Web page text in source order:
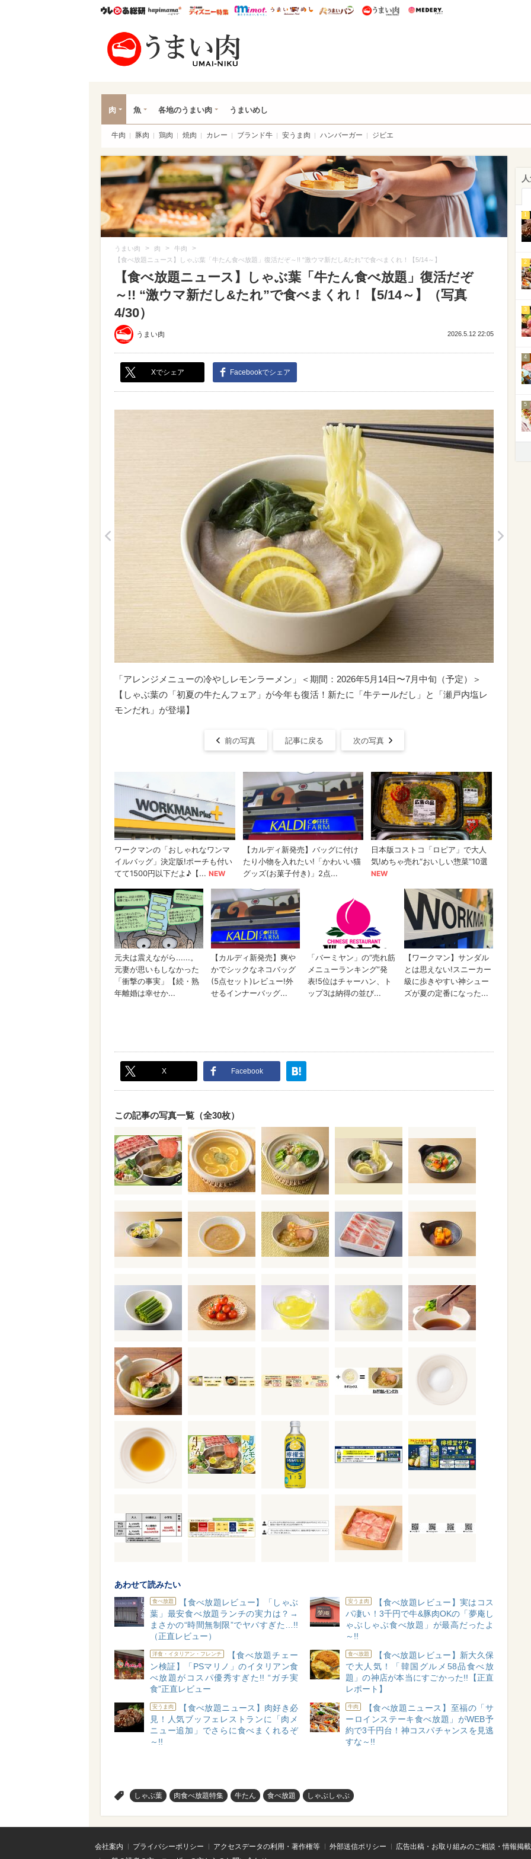
ウレぴあ総研ハピママ* ウレぴあ総研 ディズニー特集
mimot. うまいめし うまいパン うまい肉
肉 魚 各地のうまい肉 うまいめし
牛肉 豚肉 鶏肉 焼肉 カレー ブランド牛 安うま肉 ハンバーガー ジビエ
うまい肉 > 肉 > 牛肉 >
【食べ放題ニュース】しゃぶ葉「牛たん食べ放題」復活だぞ～!! “激ウマ新だし&たれ”で食べまくれ！【5/14～】
【食べ放題ニュース】しゃぶ葉「牛たん食べ放題」復活だぞ
～!! “激ウマ新だし&たれ”で食べまくれ！【5/14～】（写真
4/30）
うまい肉 2026.5.12 22:05
Xでシェア Facebookでシェア
「​​​アレンジメニューの冷やしレモンラーメン」＜期間：2026年5月14日〜7月中旬（予定）＞
【しゃぶ葉の「初夏の牛たんフェア」が今年も復活！新たに「牛テールだし」と「瀬戸内塩レ
モンだれ」が登場】
前の写真 記事に戻る 次の写真
X Facebook
この記事の写真一覧（全30枚）
あわせて読みたい
食べ放題
【食べ放題レビュー】「​​しゃぶ
葉」最安食べ放題ランチの実力は？→
まさかの“時間無制限”でヤバすぎた…!!
（正直レビュー）
安うま肉
【食べ放題レビュー】実はコス
パ凄い！3千円で牛&豚肉OKの「夢庵し
ゃぶしゃぶ食べ放題」が最高だったよ
～!!
洋食・イタリアン・フレンチ
【食べ放題チェー
ン検証】「PSマリノ」のイタリアン食
べ放題がコスパ優秀すぎた!! “ガチ実
食”正直レビュー
食べ放題
【食べ放題レビュー】新大久保
で大人気！「韓国グルメ58品食べ放
題」の神店が本当にすごかった!!【正直
レポート】
安うま肉
【食べ放題ニュース】肉好き必
見！人気ブッフェレストランに「肉メ
ニュー追加」でさらに食べまくれるぞ
～!!
牛肉
【食べ放題ニュース】至福の「サ
ーロインステーキ食べ放題」がWEB予
約で3千円台！神コスパチャンスを見逃
すな～!!
しゃぶ葉 肉食べ放題特集 牛たん 食べ放題 しゃぶしゃぶ
1
2
3
4
5
会社案内 プライバシーポリシー アクセスデータの利用・著作権等 外部送信ポリシー
広告出稿・お取り組みのご相談・情報掲